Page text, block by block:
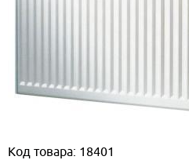
Код товара: 18401